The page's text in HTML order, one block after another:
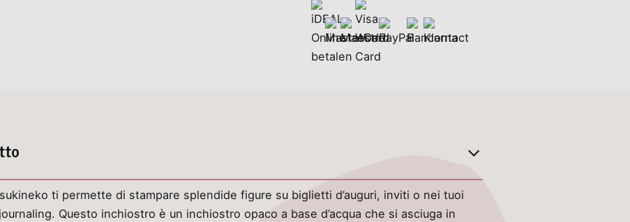
ti permette di stampare splendide figure su biglietti d’auguri, inviti o nei tuoi
Questo inchiostro è un inchiostro opaco a base d’acqua che si asciuga in